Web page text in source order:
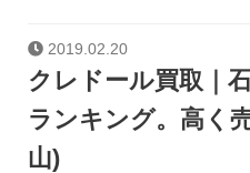
2019.02.20
クレドール買取｜
ランキング。高く
山)